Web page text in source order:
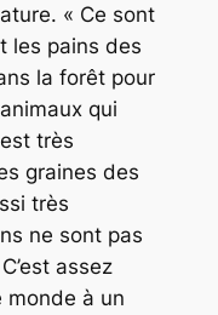
« Ce sont
les pains des
la forêt pour
qui
très
graines des
très
ne sont pas
assez
monde à un